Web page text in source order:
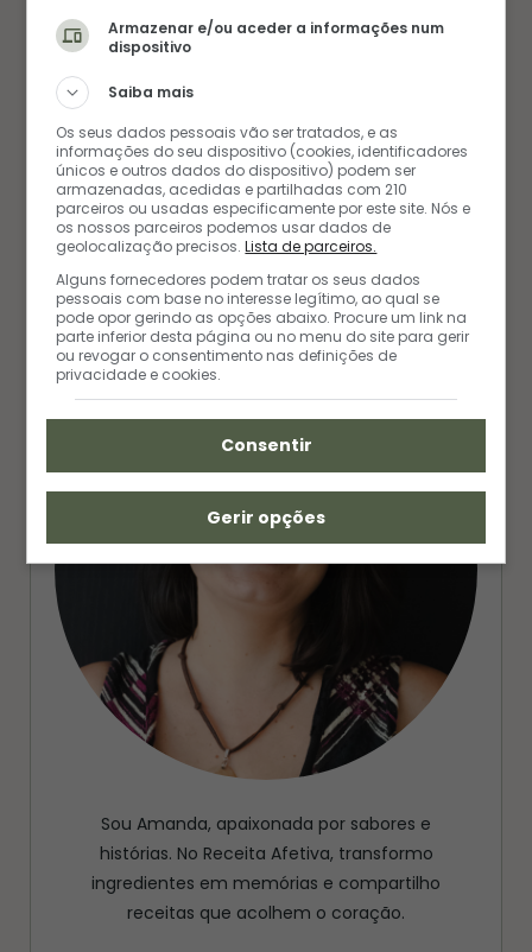
Procurar:
AMANDA FERNANDES
Sou Amanda, apaixonada por sabores e
histórias. No Receita Afetiva, transformo
ingredientes em memórias e compartilho
receitas que acolhem o coração.
Armazenar e/ou aceder a informações num
dispositivo
Saiba mais
Os seus dados pessoais vão ser tratados, e as
informações do seu dispositivo (cookies, identificadores
únicos e outros dados do dispositivo) podem ser
armazenadas, acedidas e partilhadas com 210
parceiros ou usadas especificamente por este site. Nós e
os nossos parceiros podemos usar dados de
geolocalização precisos.Lista de parceiros.
Alguns fornecedores podem tratar os seus dados
pessoais com base no interesse legítimo, ao qual se
pode opor gerindo as opções abaixo. Procure um link na
parte inferior desta página ou no menu do site para gerir
ou revogar o consentimento nas definições de
privacidade e cookies.
Consentir
Gerir opções